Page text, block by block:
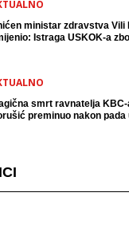
ministar zdravstva Vili
Istraga USKOK-a
smrt ravnatelja
preminuo nakon pada